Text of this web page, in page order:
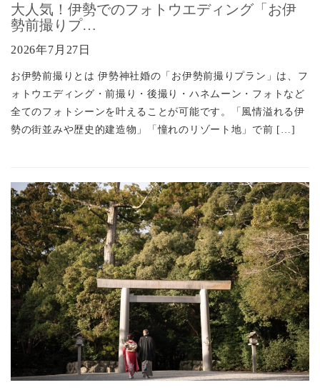
大人気！伊勢でのフォトウエディング「お伊
勢前撮りプ…
2026年7月27日
お伊勢前撮りとは 伊勢神社婚の「お伊勢前撮りプラン」は、フ
ォトウエディング・前撮り・後撮り・ハネムーン・フォトなど
全てのフォトシーンを叶えることが可能です。「風情溢れる伊
勢の街並みや歴史的建造物」「憧れのリゾート地」で前 […]